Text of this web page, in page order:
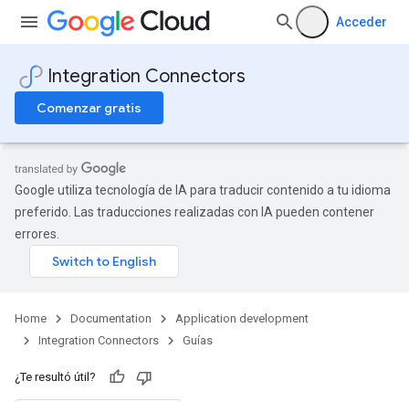
Acceder
Integration Connectors
Comenzar gratis
Google utiliza tecnología de IA para traducir contenido a tu idioma
preferido. Las traducciones realizadas con IA pueden contener
errores.
Home Documentation
Application development
Integration Connectors
Guías
¿Te resultó útil?